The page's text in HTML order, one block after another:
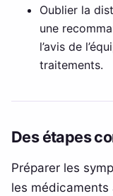
Oublier la
une
l’avis de
traitements.
Des étapes
Préparer les
les